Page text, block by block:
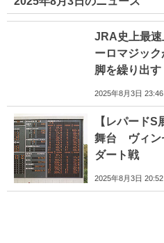
JRA史上最
ーロマジッ
脚を繰り出す
2025年8月3日 23:46
【レパード
舞台 ヴィン
ダート戦
2025年8月3日 20:52